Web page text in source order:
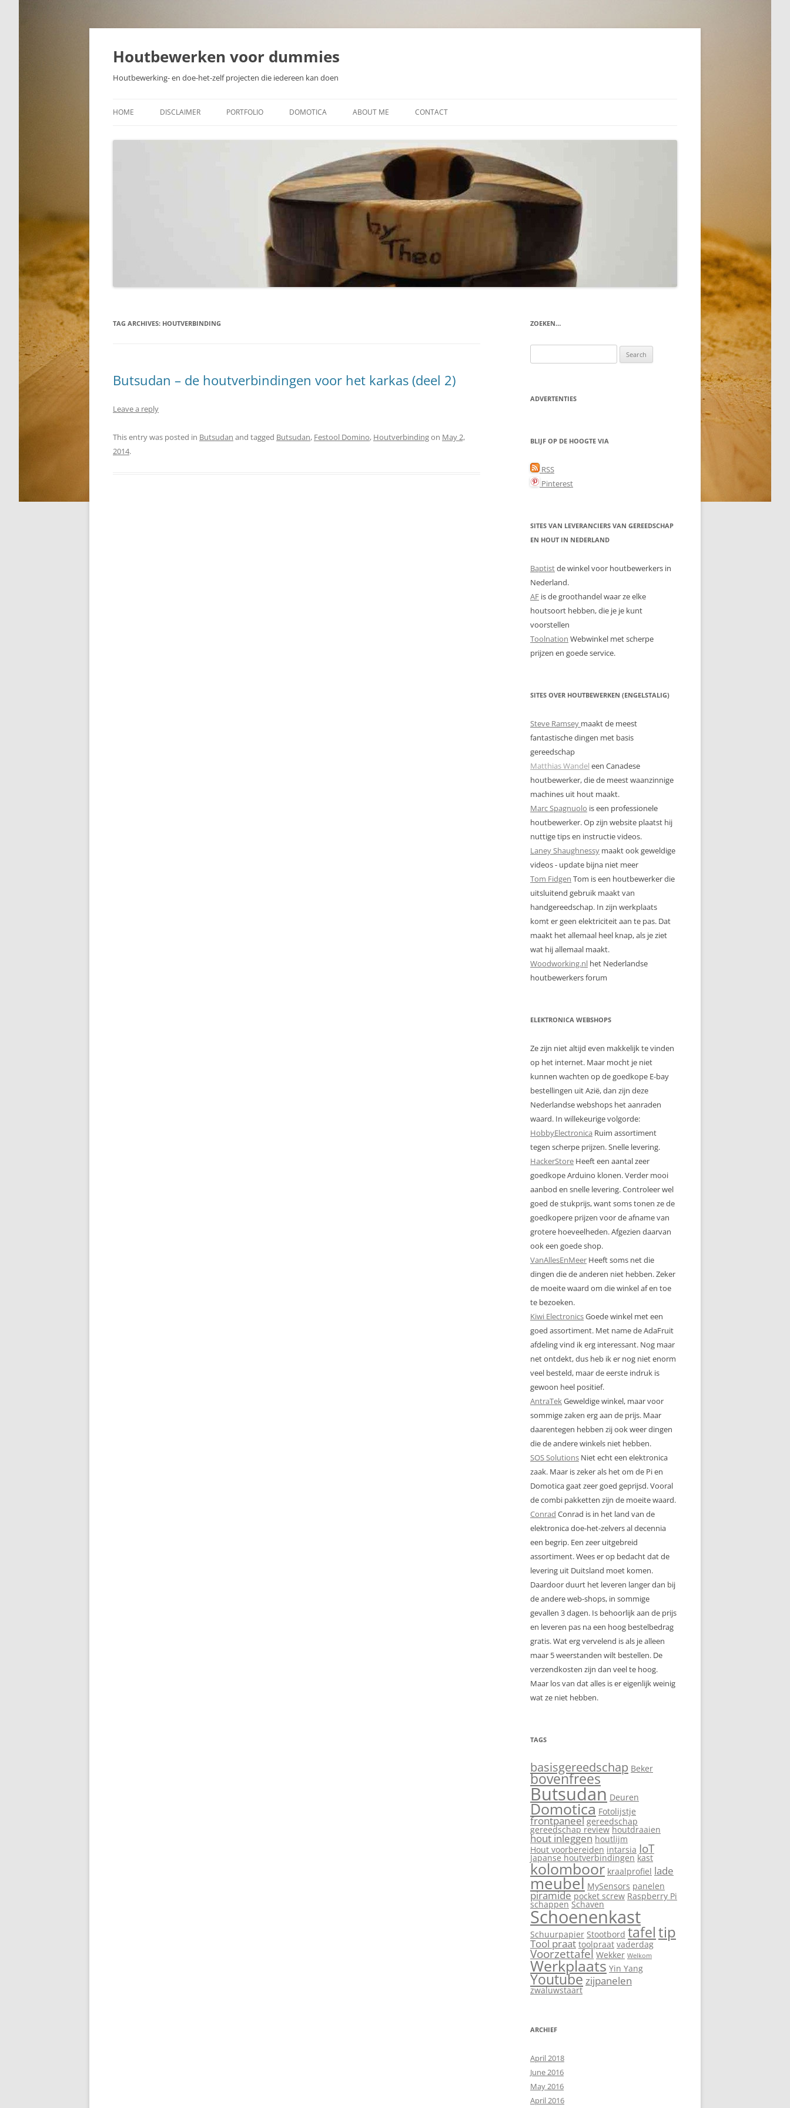
Skip
Houtbewerken voor dummies
Houtbewerking- en doe-het-zelf projecten die iedereen kan doen
HOME DISCLAIMER PORTFOLIO DOMOTICA
EEN DOMOTICA CONTROLLER
KIEZEN
ZELF DOMOTICA SENSOREN EN
WAT IS EEN MICROCONTROLLER
PROJECTEN
ABOUT ME CONTACT
TAG ARCHIVES: HOUTVERBINDING
Butsudan – de houtverbindingen voor het karkas (deel 2)
Leave a reply
This entry was posted in Butsudan and tagged Butsudan, Festool Domino, Houtverbindingon May 2,
2014.
ZOEKEN…
for:
ADVERTENTIES
BLIJF OP DE HOOGTE VIA
RSS
Pinterest
SITES VAN LEVERANCIERS VAN GEREEDSCHAP
EN HOUT IN NEDERLAND
Baptistde winkel voor houtbewerkers in
Nederland.
AF is de groothandel waar ze elke
houtsoort hebben, die je je kunt
voorstellen
Toolnation Webwinkel met scherpe
prijzen en goede service.
SITES OVER HOUTBEWERKEN (ENGELSTALIG)
Steve Ramsey maakt de meest
fantastische dingen met basis
gereedschap
Matthias Wandel een Canadese
houtbewerker, die de meest waanzinnige
machines uit hout maakt.
Marc Spagnuolo is een professionele
houtbewerker. Op zijn website plaatst hij
nuttige tips en instructie videos.
Laney Shaughnessy maakt ook geweldige
videos - update bijna niet meer
Tom Fidgen Tom is een houtbewerker die
uitsluitend gebruik maakt van
handgereedschap. In zijn werkplaats
komt er geen elektriciteit aan te pas. Dat
maakt het allemaal heel knap, als je ziet
wat hij allemaal maakt.
Woodworking.nl het Nederlandse
houtbewerkers forum
ELEKTRONICA WEBSHOPS
Ze zijn niet altijd even makkelijk te vinden
op het internet. Maar mocht je niet
kunnen wachten op de goedkope E-bay
bestellingen uit Azië, dan zijn deze
Nederlandse webshops het aanraden
waard. In willekeurige volgorde:
HobbyElectronica Ruim assortiment
tegen scherpe prijzen. Snelle levering.
HackerStore Heeft een aantal zeer
goedkope Arduino klonen. Verder mooi
aanbod en snelle levering. Controleer wel
goed de stukprijs, want soms tonen ze de
goedkopere prijzen voor de afname van
grotere hoeveelheden. Afgezien daarvan
ook een goede shop.
VanAllesEnMeer Heeft soms net die
dingen die de anderen niet hebben. Zeker
de moeite waard om die winkel af en toe
te bezoeken.
Kiwi ElectronicsGoede winkel met een
goed assortiment. Met name de AdaFruit
afdeling vind ik erg interessant. Nog maar
net ontdekt, dus heb ik er nog niet enorm
veel besteld, maar de eerste indruk is
gewoon heel positief.
AntraTekGeweldige winkel, maar voor
sommige zaken erg aan de prijs. Maar
daarentegen hebben zij ook weer dingen
die de andere winkels niet hebben.
SOS Solutions Niet echt een elektronica
zaak. Maar is zeker als het om de Pi en
Domotica gaat zeer goed geprijsd. Vooral
de combi pakketten zijn de moeite waard.
Conrad Conrad is in het land van de
elektronica doe-het-zelvers al decennia
een begrip. Een zeer uitgebreid
assortiment. Wees er op bedacht dat de
levering uit Duitsland moet komen.
Daardoor duurt het leveren langer dan bij
de andere web-shops, in sommige
gevallen 3 dagen. Is behoorlijk aan de prijs
en leveren pas na een hoog bestelbedrag
gratis. Wat erg vervelend is als je alleen
maar 5 weerstanden wilt bestellen. De
verzendkosten zijn dan veel te hoog.
Maar los van dat alles is er eigenlijk weinig
wat ze niet hebben.
TAGS
basisgereedschap Beker
bovenfrees
Butsudan Deuren
Domotica Fotolijstje
frontpaneel gereedschap
gereedschap review houtdraaien
hout inleggen houtlijm
Hout voorbereiden intarsia IoT
Japanse houtverbindingen kast
kolomboor kraalprofiel lade
meubel MySensors panelen
piramide pocket screw Raspberry Pi
schappen Schaven
Schoenenkast
Schuurpapier Stootbord tafeltip
Tool praat toolpraat vaderdag
Voorzettafel Wekker Welkom
Werkplaats Yin Yang
Youtubezijpanelen
zwaluwstaart
ARCHIEF
April 2018
June 2016
May 2016
April 2016